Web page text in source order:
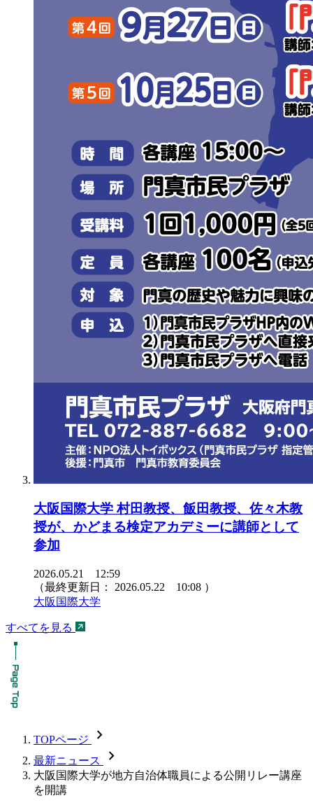
大阪国際大学 村田教授、飯田教授、佐々木教
授が、かどまる検定アカデミーに講師として
参加
2026.05.21 12:59
（最終更新日： 2026.05.22 10:08 ）
大阪国際大学
すべてを見る
TOPページ chevron_forward
最新ニュース chevron_forward
大阪国際大学が地方自治体職員による公開リレー講座
を開講